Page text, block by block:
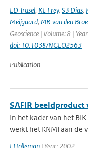
LD Trusel, KE Frey, SB Dias,
Meijgaard, MR van den
Geoscience | Volume: 8 |
doi: 10.1038/NGEO2563
Publication
SAFIR
In het kader van het
werkt het KNMI aan de
I Holleman | Year: 2002